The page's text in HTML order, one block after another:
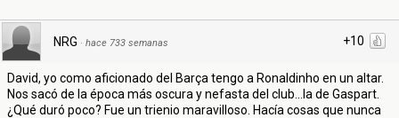
+10
NRG · hace 733 semanas
David, yo como aficionado del Barça tengo a Ronaldinho en un altar.
Nos sacó de la época más oscura y nefasta del club...la de Gaspart.
¿Qué duró poco? Fue un trienio maravilloso. Hacía cosas que nunca